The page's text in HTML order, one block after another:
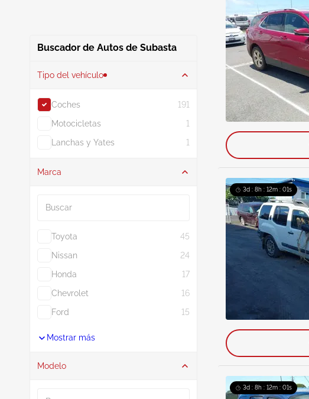
Buscador de Autos de Subasta
Tipo del vehículo
Coches
191
Motocicletas
1
Lanchas y Yates
1
Marca
Toyota
45
Nissan
24
Honda
17
Chevrolet
16
Ford
15
Mostrar más
Modelo
3d : 8h : 12m : 00s
3d : 8h : 12m : 00s